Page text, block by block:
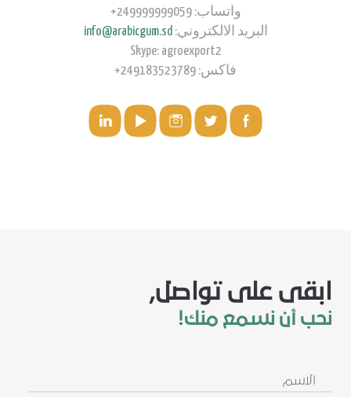
واتساب: 249999999059+
البريد الالكتروني:info@arabicgum.sd
Skype: agroexport2
فاكس: 249183523789+
ابقى على تواصل,
نحب أن نسمع منك!
الاسم